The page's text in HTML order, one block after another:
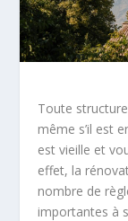
Toute
même s’il est
est vieille et
effet, la
nombre de
importantes à